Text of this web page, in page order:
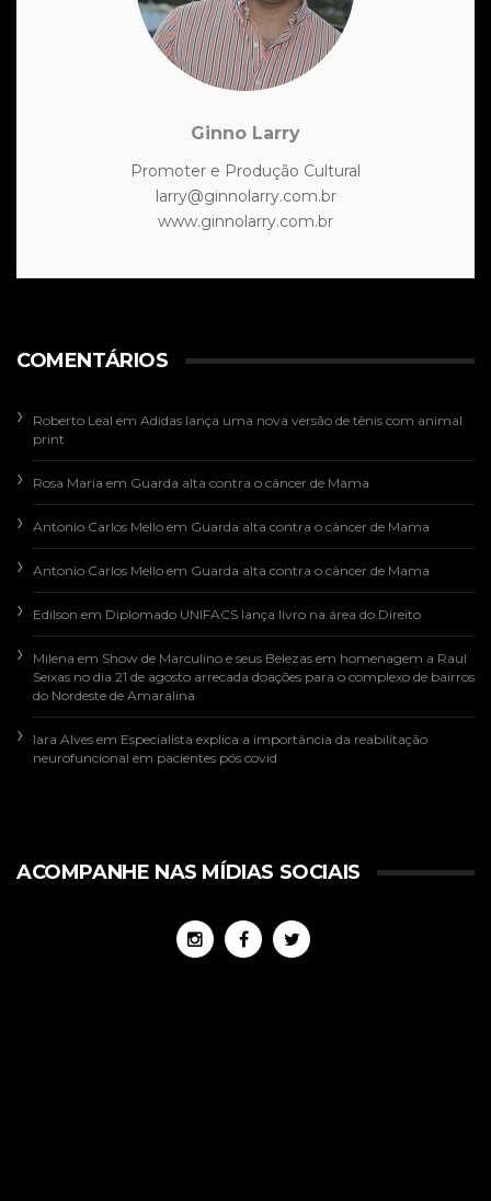
Ginno Larry
Promoter e Produção Cultural
larry@ginnolarry.com.br
www.ginnolarry.com.br
COMENTÁRIOS
Roberto Leal em Adidas lança uma nova versão de tênis com animal
print
Rosa Maria em Guarda alta contra o câncer de Mama
Antonio Carlos Mello em Guarda alta contra o câncer de Mama
Antonio Carlos Mello em Guarda alta contra o câncer de Mama
Edilson em Diplomado UNIFACS lança livro na área do Direito
Milena em Show de Marculino e seus Belezas em homenagem a Raul
Seixas no dia 21 de agosto arrecada doações para o complexo de bairros
do Nordeste de Amaralina
Iara Alves em Especialista explica a importância da reabilitação
neurofuncional em pacientes pós covid
ACOMPANHE NAS MÍDIAS SOCIAIS